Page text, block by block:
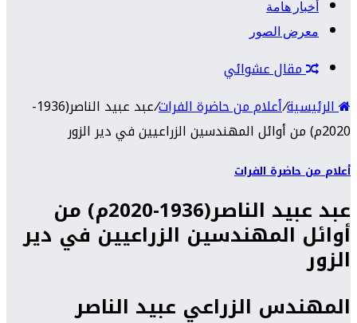
أخبار هامة
معرض الصور
مقال عشوائي
الرئيسية/أعلام من حاضرة الفرات/
عبد عبيد الناصر(1936-
2020م) من أوائل المهندسين الزراعيين في دير الزور
أعلام من حاضرة الفرات
عبد عبيد الناصر(1936-2020م) من
أوائل المهندسين الزراعيين في دير
الزور
المهندس الزراعي عبيد الناصر